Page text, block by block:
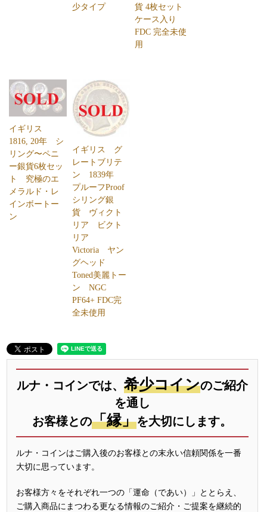
少タイプ
貨 4枚セット
ケース入り
FDC 完全未使
用
イギリス
1816, 20年 シ
リング〜ペニ
ー銀貨6枚セッ
ト 究極のエ
メラルド・レ
インボートー
ン
イギリス グ
レートブリテ
ン 1839年
プルーフProof
シリング銀
貨 ヴィクト
リア ビクト
リア
Victoria ヤン
グヘッド
Toned美麗トー
ン NGC
PF64+ FDC完
全未使用
ルナ・コインでは、 希少コインのご紹介
を通し
お客様との「縁」を大切にします。
ルナ・コインはご購入後のお客様との末永い信頼関係を一番
大切に思っています。
お客様方々をそれぞれ一つの「運命（であい）」ととらえ、
ご購入商品にまつわる更なる情報のご紹介・ご提案を継続的